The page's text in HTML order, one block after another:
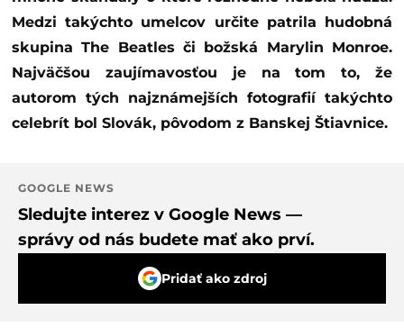
Medzi takýchto umelcov určite patrila hudobná
skupina The Beatles či božská Marylin Monroe.
Najväčšou zaujímavosťou je na tom to, že
autorom tých najznámejších fotografií takýchto
celebrít bol Slovák, pôvodom z Banskej Štiavnice.
GOOGLE NEWS
Sledujte interez v Google News —
správy od nás budete mať ako prví.
Pridať ako zdroj